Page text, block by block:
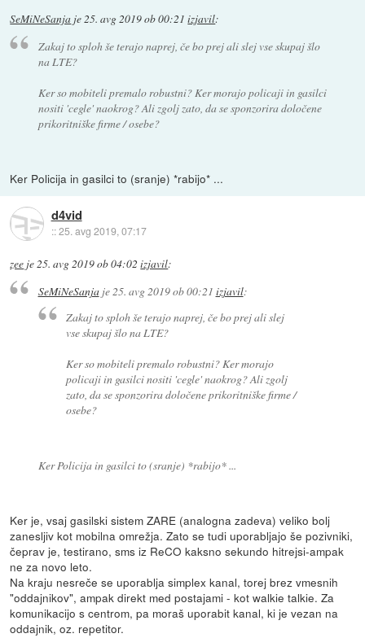
SeMiNeSanja je25. avg 2019 ob 00:21 izjavil:
Zakaj to sploh še terajo naprej, če bo prej ali slej vse skupaj šlo
na LTE?
Ker so mobiteli premalo robustni? Ker morajo policaji in gasilci
nositi 'cegle' naokrog? Ali zgolj zato, da se sponzorira določene
prikoritniške firme / osebe?
Ker Policija in gasilci to (sranje) *rabijo* ...
d4vid
::25. avg 2019, 07:17
zee je25. avg 2019 ob 04:02 izjavil:
SeMiNeSanjaje 25. avg 2019 ob 00:21 izjavil:
Zakaj to sploh še terajo naprej, če bo prej ali slej
vse skupaj šlo na LTE?
Ker so mobiteli premalo robustni? Ker morajo
policaji in gasilci nositi 'cegle' naokrog? Ali zgolj
zato, da se sponzorira določene prikoritniške firme /
osebe?
Ker Policija in gasilci to (sranje) *rabijo* ...
Ker je, vsaj gasilski sistem ZARE (analogna zadeva) veliko bolj
zanesljiv kot mobilna omrežja. Zato se tudi uporabljajo še pozivniki,
čeprav je, testirano, sms iz ReCO kaksno sekundo hitrejsi-ampak
ne za novo leto.
Na kraju nesreče se uporablja simplex kanal, torej brez vmesnih
"oddajnikov", ampak direkt med postajami - kot walkie talkie. Za
komunikacijo s centrom, pa moraš uporabit kanal, ki je vezan na
oddajnik, oz. repetitor.